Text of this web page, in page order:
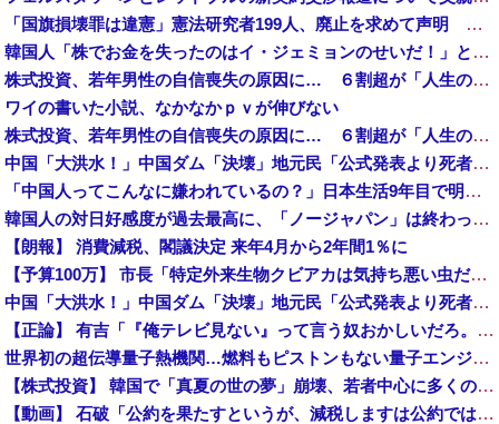
「国旗損壊罪は違憲」憲法研究者199人、廃止を求めて声明 ←なら国旗破損して逮捕されて裁判すれば
韓国人「株でお金を失ったのはイ・ジェミョンのせいだ！」として支持率が右肩下がりに……まあ、本当にその側面があるので救えないんですが
株式投資、若年男性の自信喪失の原因に… ６割超が「人生の敗者」自認か
ワイの書いた小説、なかなかｐｖが伸びない
株式投資、若年男性の自信喪失の原因に… ６割超が「人生の敗者」自認か
中国「大洪水！」中国ダム「決壊」地元民「公式発表より死者多い！」中国政府「住民拘束！（安否不明」中国当局「救助隊動画も削除」台風13号「三峡ダム接近中」→
「中国人ってこんなに嫌われているの？」日本生活9年目で明かす本心！
韓国人の対日好感度が過去最高に、「ノージャパン」は終わった？＝ネット「中国より100倍いい」
【朗報】 消費減税、閣議決定 来年4月から2年間1％に
【予算100万】 市長「特定外来生物クビアカは気持ち悪い虫だしそんな需要ないと思う」1匹300円相当の報奨金→初日に42万取られ焦り
中国「大洪水！」中国ダム「決壊」地元民「公式発表より死者多い！」中国政府「住民拘束！（安否不明」中国当局「救助隊動画も削除」台風13号「三峡ダム接近中」→
【正論】 有吉「『俺テレビ見ない』って言う奴おかしいだろ。団子屋で『団子食べない』って言うか？」
世界初の超伝導量子熱機関…燃料もピストンもない量子エンジンが回った！
【株式投資】 韓国で「真夏の世の夢」崩壊、若者中心に多くの人が「人生オワタ」―中国メディア
【動画】 石破「公約を果たすというが、減税しますは公約ではない。検討を加速するというのが公約だ」